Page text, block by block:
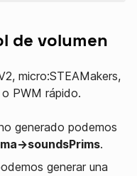
de volumen
micro:STEAMakers,
PWM rápido.
generado podemos
.
generar una